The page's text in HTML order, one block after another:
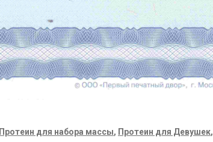
Протеин для набора массы, Протеин для Девушек,